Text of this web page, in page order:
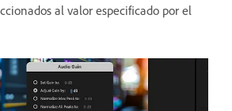
al valor especificado por el